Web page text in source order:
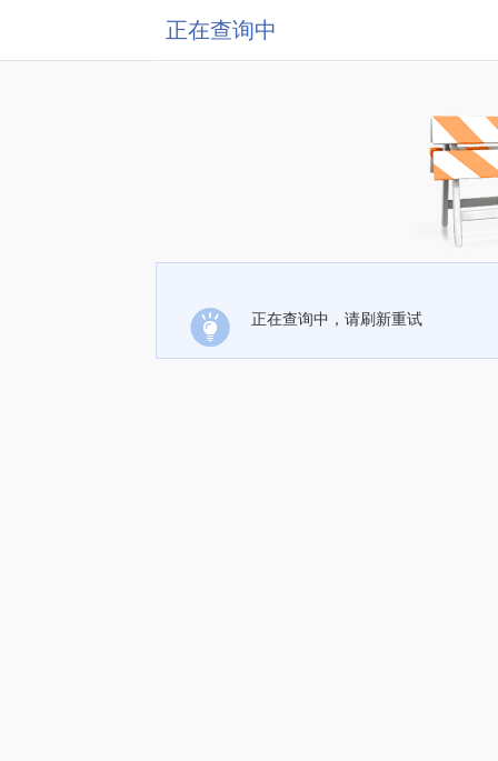
正在查询中
正在查询中，请刷新重试